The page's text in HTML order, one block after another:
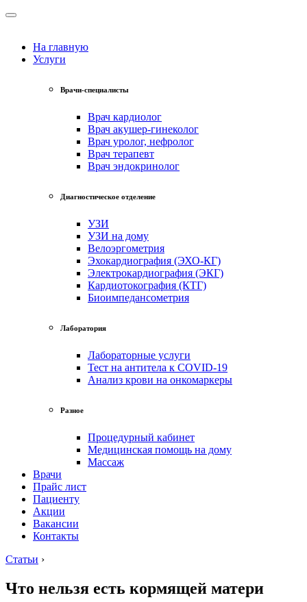
На главную
Услуги
Врачи-специалисты
Врач кардиолог
Врач акушер-гинеколог
Врач уролог, нефролог
Врач терапевт
Врач эндокринолог
Диагностическое отделение
УЗИ
УЗИ на дому
Велоэргометрия
Эхокардиография (ЭХО-КГ)
Электрокардиография (ЭКГ)
Кардиотокография (КТГ)
Биоимпедансометрия
Лаборатория
Лабораторные услуги
Тест на антитела к COVID-19
Анализ крови на онкомаркеры
Разное
Процедурный кабинет
Медицинская помощь на дому
Массаж
Врачи
Прайс лист
Пациенту
Акции
Вакансии
Контакты
Статьи ›
Что нельзя есть кормящей матери